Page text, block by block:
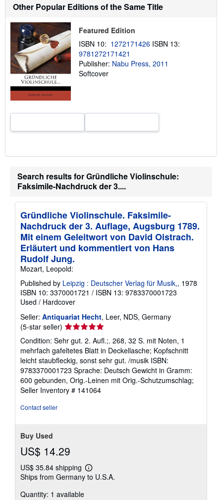
i
g
a
t
Other Popular Editions of the Same Title
Featured Edition
ISBN 10: 1272171426 ISBN 13:
9781272171421
Publisher: Nabu Press, 2011
Softcover
Search results for Gründliche Violinschule:
Faksimile-Nachdruck der 3....
Gründliche Violinschule. Faksimile-
Nachdruck der 3. Auflage, Augsburg 1789.
Mit einem Geleitwort von David Oistrach.
Erläutert und kommentiert von Hans
Rudolf Jung.
Mozart, Leopold:
Published by Leipzig : Deutscher Verlag für Musik,, 1978
ISBN 10: 3370001721 / ISBN 13: 9783370001723
Used / Hardcover
Seller: Antiquariat Hecht, Leer, NDS, Germany
(5-star seller) Seller
rating
5
out
of
5
stars
Condition: Sehr gut. 2. Aufl.;. 268, 32 S. mit Noten, 1
mehrfach gafeltetes Blatt in Deckellasche; Kopfschnitt
leicht staubfleckig, sonst sehr gut. /musik ISBN:
9783370001723 Sprache: Deutsch Gewicht in Gramm:
600 gebunden, Orig.-Leinen mit Orig.-Schutzumschlag;
Seller Inventory # 141064
Contact seller
Buy Used
US$ 14.29
US$ 35.84 shipping
Learn
more
Ships from Germany to U.S.A.
Quantity: 1 available